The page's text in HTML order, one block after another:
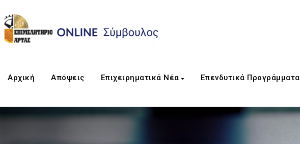
Αρχική Απόψεις Επιχειρηματικά Νέα Επενδυτικά Προγράμματα